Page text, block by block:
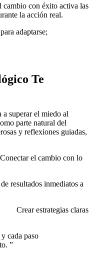
cambio con éxito activa las
la acción real.
adaptarse;
Te
superar el miedo al
parte natural del
y reflexiones guiadas,
Conectar el cambio con lo
resultados inmediatos a
Crear estrategias claras
cada paso
”